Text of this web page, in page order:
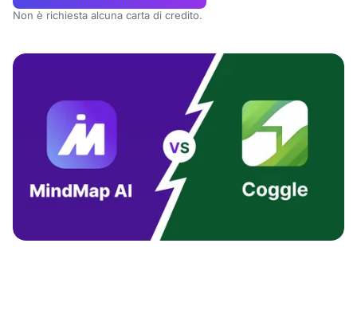
Non è richiesta alcuna carta di credito.